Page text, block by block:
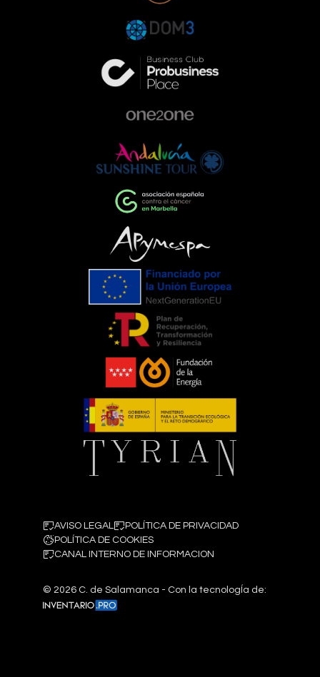
AVISO LEGAL
POLÍTICA DE PRIVACIDAD
POLÍTICA DE COOKIES
CANAL INTERNO DE INFORMACION
© 2026 C. de Salamanca - Con la tecnologÍa de: